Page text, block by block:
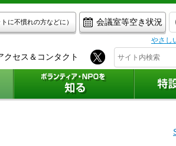
に不慣れの方などに） 会議室等空き状況
やさし
クセス＆コンタクト